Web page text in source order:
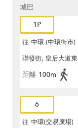
城巴
1P
往 中環 (中環街市)
聯發街, 皇后大道東
距離 100m
6
往 中環(交易廣場)